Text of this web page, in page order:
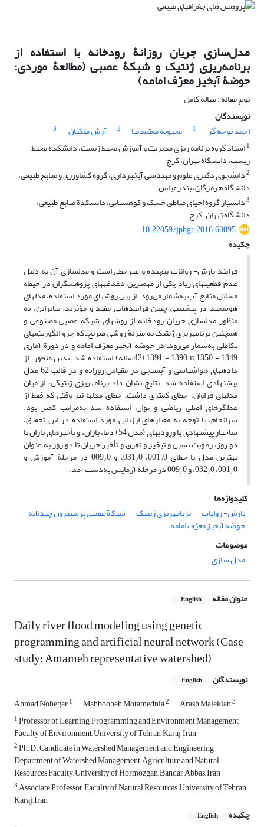
مدل‌سازی جریان روزانۀ رودخانه با استفاده از
برنامه‌ریزی ژنتیک و شبکۀ عصبی (مطالعۀ موردی:
حوضۀ آبخیز معرّف امامه)
نوع مقاله : مقاله کامل
نویسندگان
احمد نوحه گر
1 محبوبه معتمدنیا 2 آرش ملکیان
3
1استاد گروه برنامه‏ ریزی مدیریت و آموزش محیط زیست، دانشکدة محیط
زیست، دانشگاه تهران، کرج
2دانشجوی دکتری علوم و مهندسی آبخیزداری، گروه کشاورزی و منابع طبیعی،
دانشگاه هرمزگان، بندرعباس
3دانشیار گروه احیای مناطق خشک و کوهستانی، دانشکدة منابع طبیعی،
دانشگاه تهران، کرج
10.22059/jphgr.2016.60095
چکیده
فرایند بارش- رواناب پیچیده و غیرخطی است و مدلسازی آن به دلیل
عدم قطعیتهای زیاد یکی از مهمترین دغدغههای پژوهشگران در حیطة
مسائل منابع آب به‌شمار می‌رود. از بین روشهای مورد استفاده، مدلهای
هوشمند در پیشبینی چنین فرایندهایی مفید و مؤثرند. بنابراین، به
منظور مدلسازی جریان رودخانه از روشهای شبکة عصبی مصنوعی و
همچنین برنامهریزی ژنتیک به منزلة روشی صریح‌ـ که جزو الگوریتمهای
تکاملی به‌شمار می‌رود‌ـ در حوضة آبخیز معرّف امامه و در دورة آماری
1349 - 1350 تا 1390 - 1391 (42‌ساله) استفاده شد. بدین منظور، از
دادههای هواشناسی و آب سنجی در مقیاس روزانه و در قالب 62 مدل
پیشنهادی استفاده شد. نتایج نشان داد برنامهریزی ژنتیکی، از میان
مدلهای فراوان، خطای کمتری داشت. خطای مدلها نیز وقتی که فقط از
عملگرهای اصلی ریاضی و توان استفاده شد به‌مراتب کمتر بود.
سرانجام، با توجه به معیارهای ارزیابی مورد استفاده در این تحقیق،
ساختار پیشنهادی با ورودی های (مدل 54) دما، باران، و تأخیرهای باران تا
دو روز، رطوبتنسبی و تبخیر و تعرق و تأخیر جریان تا دو روز به عنوان
بهترین مدل با خطای 001 /0، 031 /0، و 009 / 0 در مرحلة آموزش و
001/0، 032 /0، و 009 /0 در مرحلة آزمایش به‌دست آمد.
کلیدواژه‌ها
بارش- رواناب
برنامه‏ریزی ژنتیک شبکة عصبی پرسپترون چندلایه
حوضة آبخیز معرّف امامه
موضوعات
مدل سازی
عنوان مقاله English
Daily river flood modeling using genetic
programming and artificial neural network (Case
study: Amameh representative watershed)
نویسندگان English
Ahmad Nohegar1 Mahboobeh Motamednia2 Arash Malekian3
1Professor of Learning, Programming and Environment Management,
Faculty of Environment, University of Tehran, Karaj, Iran
2Ph.D. Candidate in Watershed Management and Engineering,
Department of Watershed Management, Agriculture and Natural
Resources Faculty, University of Hormozgan, Bandar Abbas, Iran
3Associate Professor, Faculty of Natural Resources, University of Tehran,
Karaj, Iran
چکیده
English